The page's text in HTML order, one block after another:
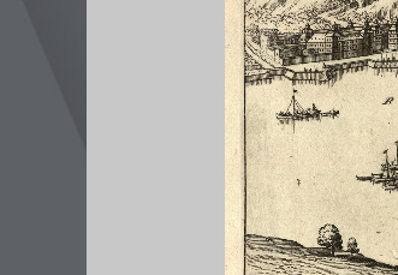
Milestones in the history of European